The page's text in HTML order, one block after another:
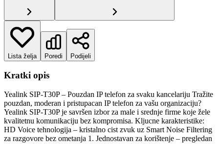
Lista želja Poredi Podijeli
Kratki opis
Yealink SIP-T30P – Pouzdan IP telefon za svaku kancelariju Tražite
pouzdan, moderan i pristupacan IP telefon za vašu organizaciju?
Yealink SIP-T30P je savršen izbor za male i srednje firme koje žele
kvalitetnu komunikaciju bez kompromisa. Kljucne karakteristike:
HD Voice tehnologija – kristalno cist zvuk uz Smart Noise Filtering
za razgovore bez ometanja 1. Jednostavan za korištenje – pregledan